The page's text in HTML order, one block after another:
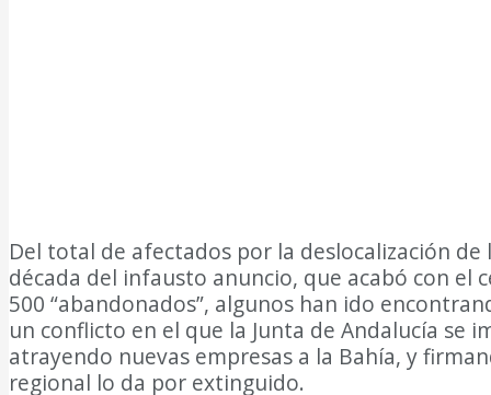
Del total de afectados por la deslocalización
década del infausto anuncio, que acabó con el
500 “abandonados”, algunos han ido
un conflicto en el que la Junta de Andalucía
atrayendo nuevas empresas a la Bahía, y
regional lo da por extinguido.